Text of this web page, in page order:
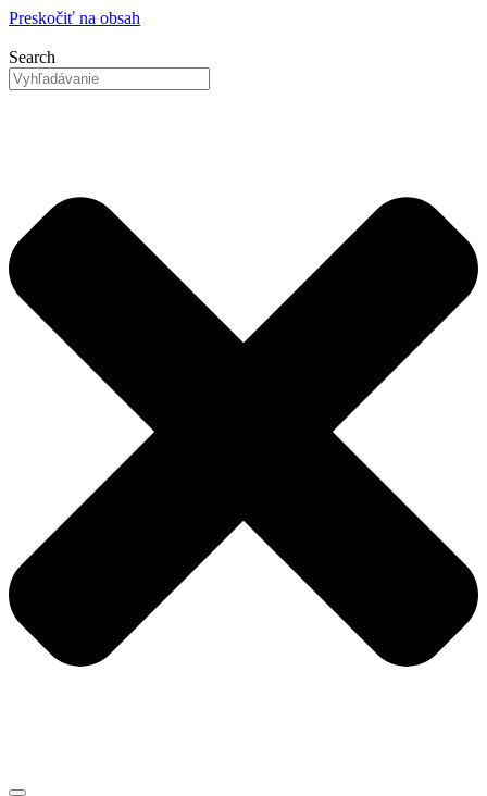
Preskočiť na obsah
Search